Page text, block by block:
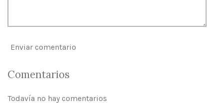
Enviar comentario
Comentarios
Todavía no hay comentarios